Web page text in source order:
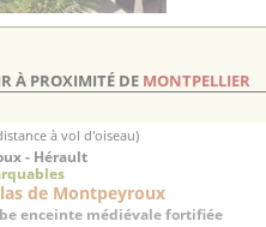
À PROXIMITÉ DE MONTPELLIER
à vol d'oiseau)
- Hérault
de Montpeyroux
enceinte médiévale fortifiée